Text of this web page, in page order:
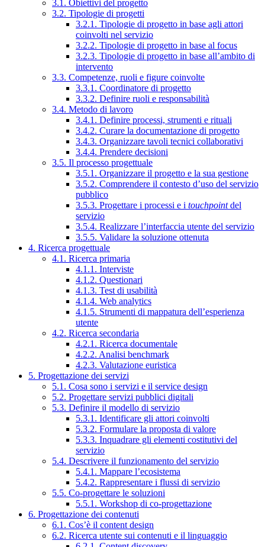
3.1. Obiettivi del progetto
3.2. Tipologie di progetti
3.2.1. Tipologie di progetto in base agli attori
coinvolti nel servizio
3.2.2. Tipologie di progetto in base al focus
3.2.3. Tipologie di progetto in base all’ambito di
intervento
3.3. Competenze, ruoli e figure coinvolte
3.3.1. Coordinatore di progetto
3.3.2. Definire ruoli e responsabilità
3.4. Metodo di lavoro
3.4.1. Definire processi, strumenti e rituali
3.4.2. Curare la documentazione di progetto
3.4.3. Organizzare tavoli tecnici collaborativi
3.4.4. Prendere decisioni
3.5. Il processo progettuale
3.5.1. Organizzare il progetto e la sua gestione
3.5.2. Comprendere il contesto d’uso del servizio
pubblico
3.5.3. Progettare i processi e i touchpointdel
servizio
3.5.4. Realizzare l’interfaccia utente del servizio
3.5.5. Validare la soluzione ottenuta
4. Ricerca progettuale
4.1. Ricerca primaria
4.1.1. Interviste
4.1.2. Questionari
4.1.3. Test di usabilità
4.1.4. Web analytics
4.1.5. Strumenti di mappatura dell’esperienza
utente
4.2. Ricerca secondaria
4.2.1. Ricerca documentale
4.2.2. Analisi benchmark
4.2.3. Valutazione euristica
5. Progettazione dei servizi
5.1. Cosa sono i servizi e il service design
5.2. Progettare servizi pubblici digitali
5.3. Definire il modello di servizio
5.3.1. Identificare gli attori coinvolti
5.3.2. Formulare la proposta di valore
5.3.3. Inquadrare gli elementi costitutivi del
servizio
5.4. Descrivere il funzionamento del servizio
5.4.1. Mappare l’ecosistema
5.4.2. Rappresentare i flussi di servizio
5.5. Co-progettare le soluzioni
5.5.1. Workshop di co-progettazione
6. Progettazione dei contenuti
6.1. Cos’è il content design
6.2. Ricerca utente sui contenuti e il linguaggio